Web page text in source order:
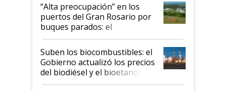
“Alta preocupación” en los
puertos del Gran Rosario por
buques parados: el
funcionamiento de las
exportadoras en tensión tras
la medida de fuerza de los
prácticos
Suben los biocombustibles: el
Gobierno actualizó los precios
del biodiésel y el bioetanol